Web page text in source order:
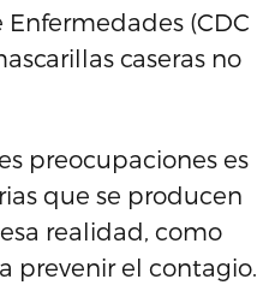
(CDC
caseras no
preocupaciones es
que se producen
realidad, como
prevenir el contagio.